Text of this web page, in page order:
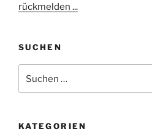
rückmelden ...
SUCHEN
nach:
KATEGORIEN